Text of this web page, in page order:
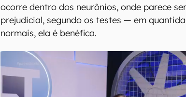
ocorre dentro dos neurônios, onde parece ser
prejudicial, segundo os testes — em
normais, ela é benéfica.